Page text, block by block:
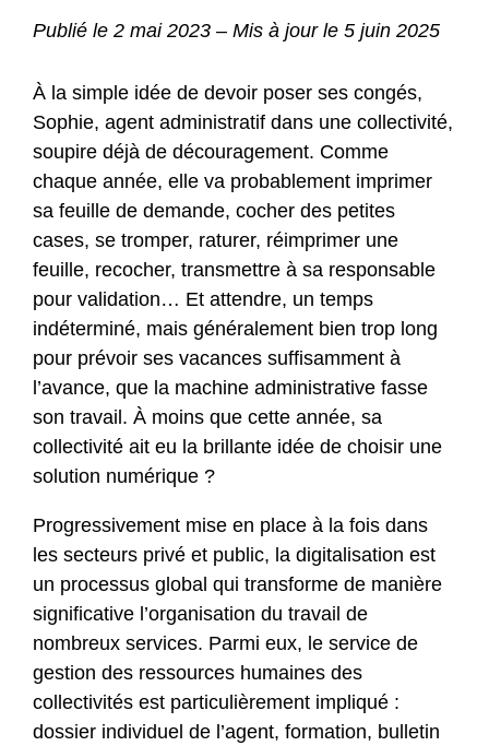
Publié le 2 mai 2023 – Mis à jour le 5 juin 2025
À la simple idée de devoir poser ses congés,
Sophie, agent administratif dans une collectivité,
soupire déjà de découragement. Comme
chaque année, elle va probablement imprimer
sa feuille de demande, cocher des petites
cases, se tromper, raturer, réimprimer une
feuille, recocher, transmettre à sa responsable
pour validation… Et attendre, un temps
indéterminé, mais généralement bien trop long
pour prévoir ses vacances suffisamment à
l’avance, que la machine administrative fasse
son travail. À moins que cette année, sa
collectivité ait eu la brillante idée de choisir une
solution numérique ?
Progressivement mise en place à la fois dans
les secteurs privé et public, la digitalisation est
un processus global qui transforme de manière
significative l’organisation du travail de
nombreux services. Parmi eux, le service de
gestion des ressources humaines des
collectivités est particulièrement impliqué :
dossier individuel de l’agent, formation, bulletin